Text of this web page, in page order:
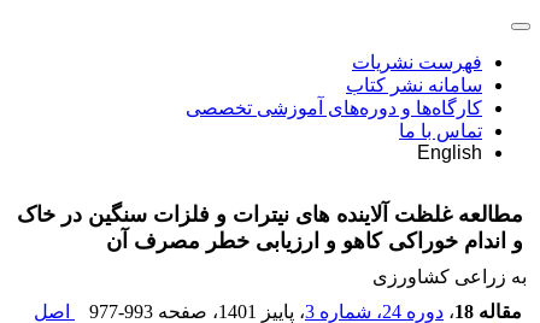
فهرست نشریات
سامانه نشر کتاب
کارگاه‌ها و دوره‌های آموزشی تخصصی
تماس با ما
English
مطالعه غلظت آلاینده های نیترات و فلزات سنگین در خاک
و اندام خوراکی کاهو و ارزیابی خطر مصرف آن
به زراعی کشاورزی
مقاله 18
، دوره 24، شماره 3 ، پاییز 1401 ، صفحه 977-993
اصل